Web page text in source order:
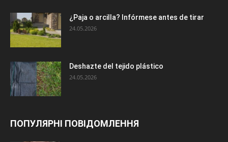
¿Paja o arcilla? Infórmese antes de tirar
24.05.2026
Deshazte del tejido plástico
24.05.2026
ПОПУЛЯРНІ ПОВІДОМЛЕННЯ